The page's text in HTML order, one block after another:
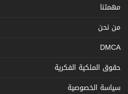
مهمتنا
من نحن
DMCA
حقوق الملكية الفكرية
سياسة الخصوصية